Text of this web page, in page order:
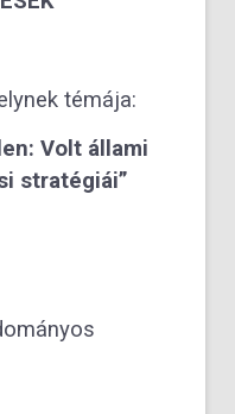
témája:
Volt állami
stratégiái”